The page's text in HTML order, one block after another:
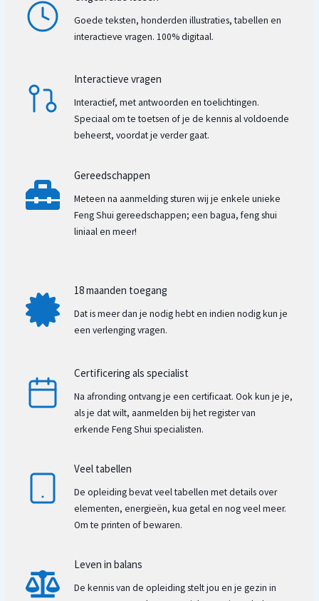
Kleurencombinaties
Feng Shui accessoires
Goede teksten, honderden illustraties, tabellen en
interactieve vragen. 100% digitaal.
Interactieve vragen
Interactief, met antwoorden en toelichtingen.
Speciaal om te toetsen of je de kennis al voldoende
beheerst, voordat je verder gaat.
Gereedschappen
Meteen na aanmelding sturen wij je enkele unieke
Feng Shui gereedschappen; een bagua, feng shui
liniaal en meer!
18 maanden toegang
Dat is meer dan je nodig hebt en indien nodig kun je
een verlenging vragen.
Certificering als specialist
Na afronding ontvang je een certificaat. Ook kun je je,
als je dat wilt, aanmelden bij het register van
erkende Feng Shui specialisten.
Veel tabellen
De opleiding bevat veel tabellen met details over
elementen, energieën, kua getal en nog veel meer.
Om te printen of bewaren.
Leven in balans
De kennis van de opleiding stelt jou en je gezin in